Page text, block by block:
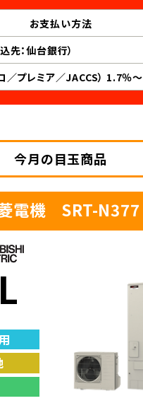
お支払い方法
先：仙台銀行）
／プレミア／JACCS） 1.7％～
今月の目玉商品
電機 SRT-N377